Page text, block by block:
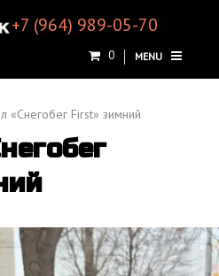
+7 (964) 989-05-70
0 MENU
«Снегобег First» зимний